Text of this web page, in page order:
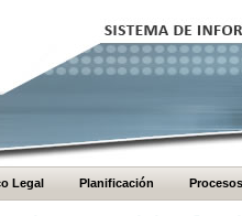
Legal Planificación Procesos